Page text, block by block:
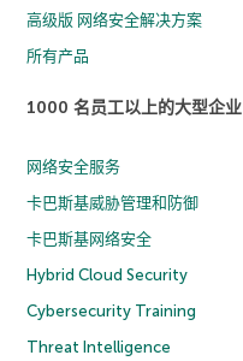
高级版 网络安全解决方案
所有产品
1000 名员工以上的大型企业
网络安全服务
卡巴斯基威胁管理和防御
卡巴斯基网络安全
Hybrid Cloud Security
Cybersecurity Training
Threat Intelligence